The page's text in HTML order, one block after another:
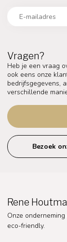
Vragen?
Heb je een vraag
ook eens onze
bedrijfsgegevens,
verschillende
Bezoek
Rene
Onze
eco-friendly.